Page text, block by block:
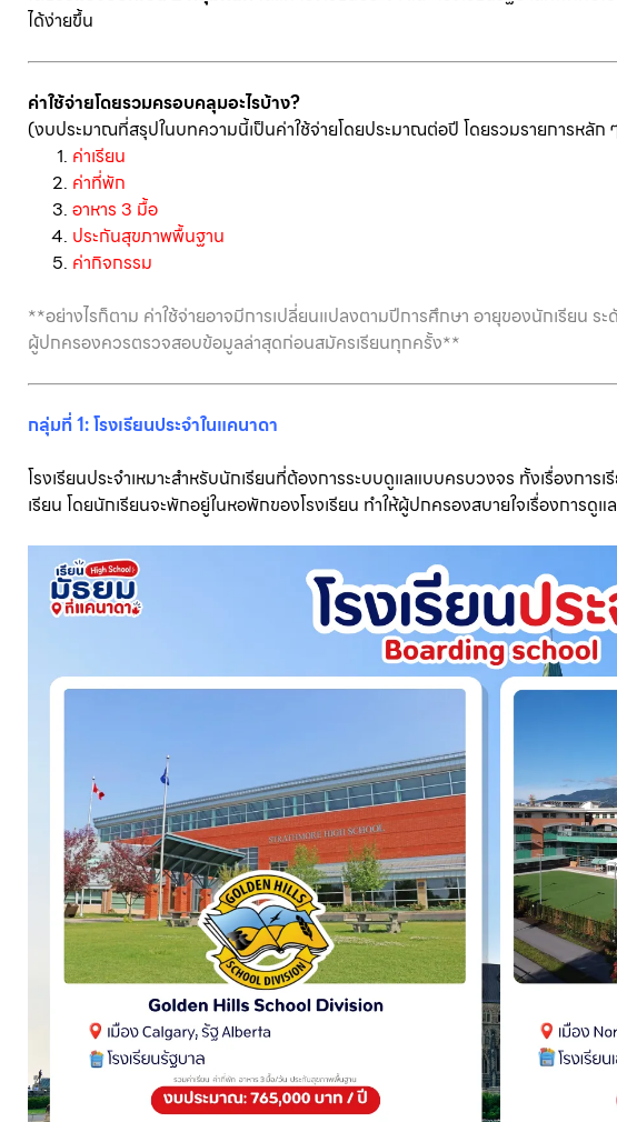
ได้ง่ายขึ้น
ค่าใช้จ่ายโดยรวมครอบคลุมอะไรบ้าง?
(งบประมาณที่สรุปในบทความนี้เป็นค่าใช้จ่ายโดยประมาณต่อปี โดยรวมรายการหลัก
ค่าเรียน
ค่าที่พัก
อาหาร 3 มื้อ
ประกันสุขภาพพื้นฐาน
ค่ากิจกรรม
**อย่างไรก็ตาม ค่าใช้จ่ายอาจมีการเปลี่ยนแปลงตามปีการศึกษา อายุของนักเรียน ระ
ผู้ปกครองควรตรวจสอบข้อมูลล่าสุดก่อนสมัครเรียนทุกครั้ง**
กลุ่มที่ 1: โรงเรียนประจำในแคนาดา
โรงเรียนประจำเหมาะสำหรับนักเรียนที่ต้องการระบบดูแลแบบครบวงจร ทั้งเรื่องการ
เรียน โดยนักเรียนจะพักอยู่ในหอพักของโรงเรียน ทำให้ผู้ปกครองสบายใจเรื่องการดู